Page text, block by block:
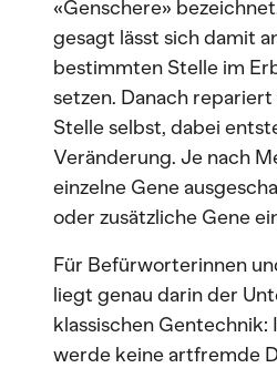
«Genschere»
gesagt lässt sich damit
bestimmten Stelle im
setzen. Danach
Stelle selbst, dabei
Veränderung. Je nach
einzelne Gene
oder zusätzliche Gene
Für Befürworterinnen
liegt genau darin der
klassischen Gentechnik:
werde keine artfremde